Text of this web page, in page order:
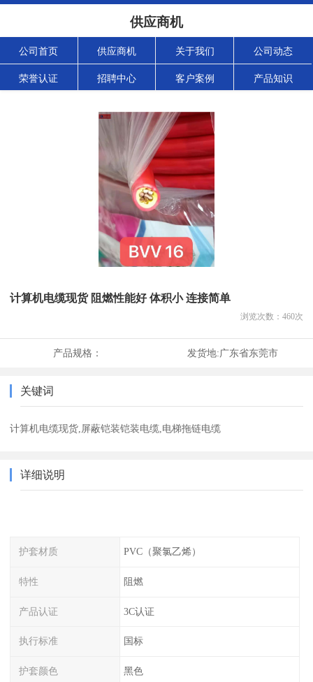
供应商机
公司首页 供应商机 关于我们 公司动态
荣誉认证 招聘中心 客户案例 产品知识
计算机电缆现货 阻燃性能好 体积小 连接简单
浏览次数： 460次
产品规格： 发货地:广东省东莞市
关键词
计算机电缆现货,屏蔽铠装铠装电缆,电梯拖链电缆
详细说明
护套材质 PVC（聚氯乙烯）
特性 阻燃
产品认证 3C认证
执行标准 国标
护套颜色 黑色